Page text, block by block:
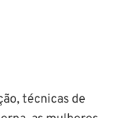
técnicas de